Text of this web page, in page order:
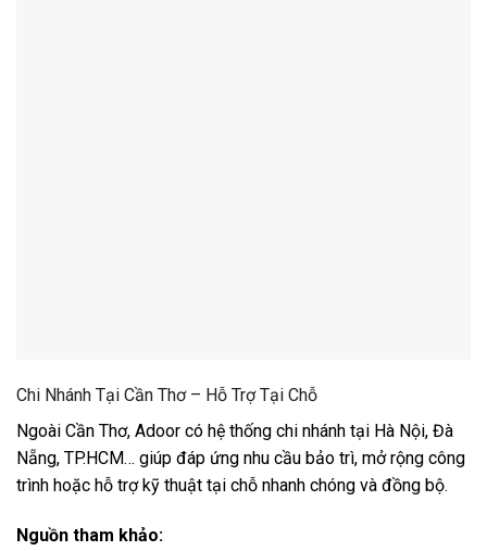
Chi Nhánh Tại Cần Thơ – Hỗ Trợ Tại Chỗ
Ngoài Cần Thơ, Adoor có hệ thống chi nhánh tại Hà Nội, Đà
Nẵng, TP.HCM… giúp đáp ứng nhu cầu bảo trì, mở rộng công
trình hoặc hỗ trợ kỹ thuật tại chỗ nhanh chóng và đồng bộ.
Nguồn tham khảo: